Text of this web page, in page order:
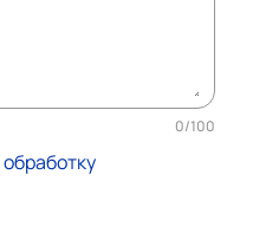
0/100
обработку